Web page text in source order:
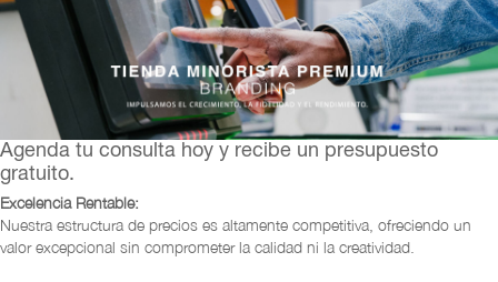
Agenda tu consulta hoy y recibe un presupuesto
gratuito.
Excelencia Rentable:
Nuestra estructura de precios es altamente competitiva, ofreciendo un
valor excepcional sin comprometer la calidad ni la creatividad.